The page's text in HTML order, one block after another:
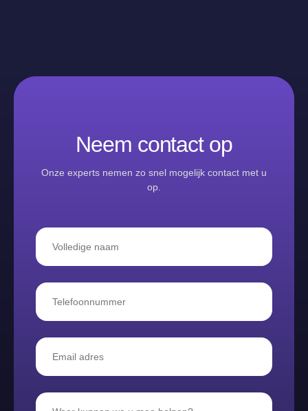
Neem contact op
Onze experts nemen zo snel mogelijk contact met u
op.